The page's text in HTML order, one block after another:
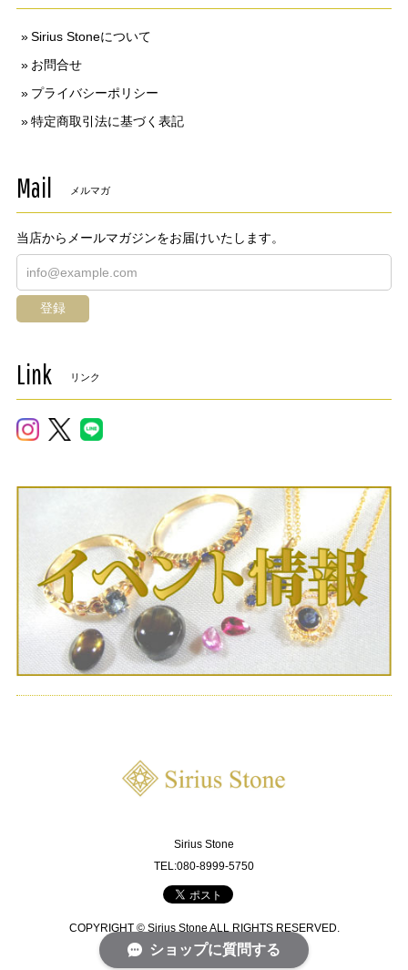
Sirius Stoneについて
お問合せ
プライバシーポリシー
特定商取引法に基づく表記
Mail メルマガ
当店からメールマガジンをお届けいたします。
登録
Link リンク
Sirius Stone
TEL:080-8999-5750
COPYRIGHT © Sirius Stone ALL RIGHTS RESERVED.
ショップに質問する